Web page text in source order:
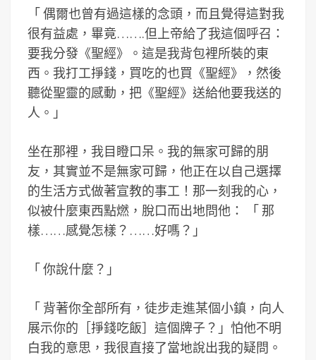
「 偶爾也曾有過這樣的念頭，而且覺得這對我
很有益處，畢竟…….但上帝給了我這個呼召：
要我分發《聖經》。這是我背包裡所裝的東
西。我打工掙錢，買吃的也買《聖經》，然後
聽從聖靈的感動，把《聖經》送給他要我送的
人。 」
坐在那裡，我目瞪口呆。我的無家可歸的朋
友，其實並不是無家可歸，他正在以自己選擇
的生活方式做著宣教的事工！那一刻我的心，
似被什麼東西點燃，脫口而出地問他：
「 那
樣……感覺怎樣？……好嗎？ 」
「 你說什麼？ 」
「 背著你全部所有，徒步走進某個小鎮，向人
展示你的［掙錢吃飯］這個牌子？」怕他不明
白我的意思，我很直接了當地說出我的疑問。